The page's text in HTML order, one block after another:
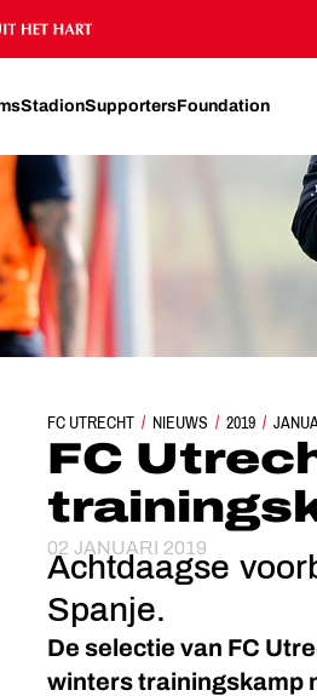
StadionSupportersFoundation
FC UTRECHT NIEUWS 2019
FC UTRECHT OP
FC
02 JANUARI 2019
Achtdaagse
Spanje.
De selectie van FC
winters trainingskamp